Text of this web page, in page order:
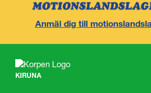
Anmäl dig till
KIRUNA